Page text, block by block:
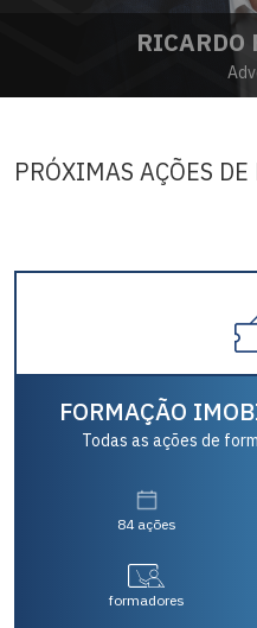
RICARDO
PRÓXIMAS AÇÕES
FORMAÇÃO
Todas as ações de
84 ações
formadores